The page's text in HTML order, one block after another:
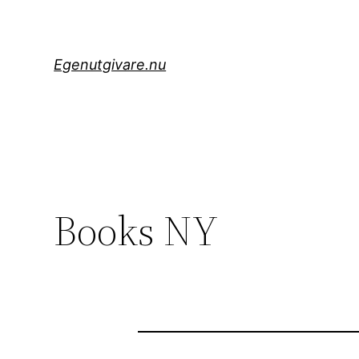
Egenutgivare.nu
Books NY